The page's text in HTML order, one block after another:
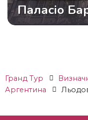
Паласіо
Гранд Тур
Аргентина